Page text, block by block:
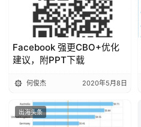
Facebook 强更CBO+优化
建议，附PPT下载
何俊杰 2020年5月8日
出海头条